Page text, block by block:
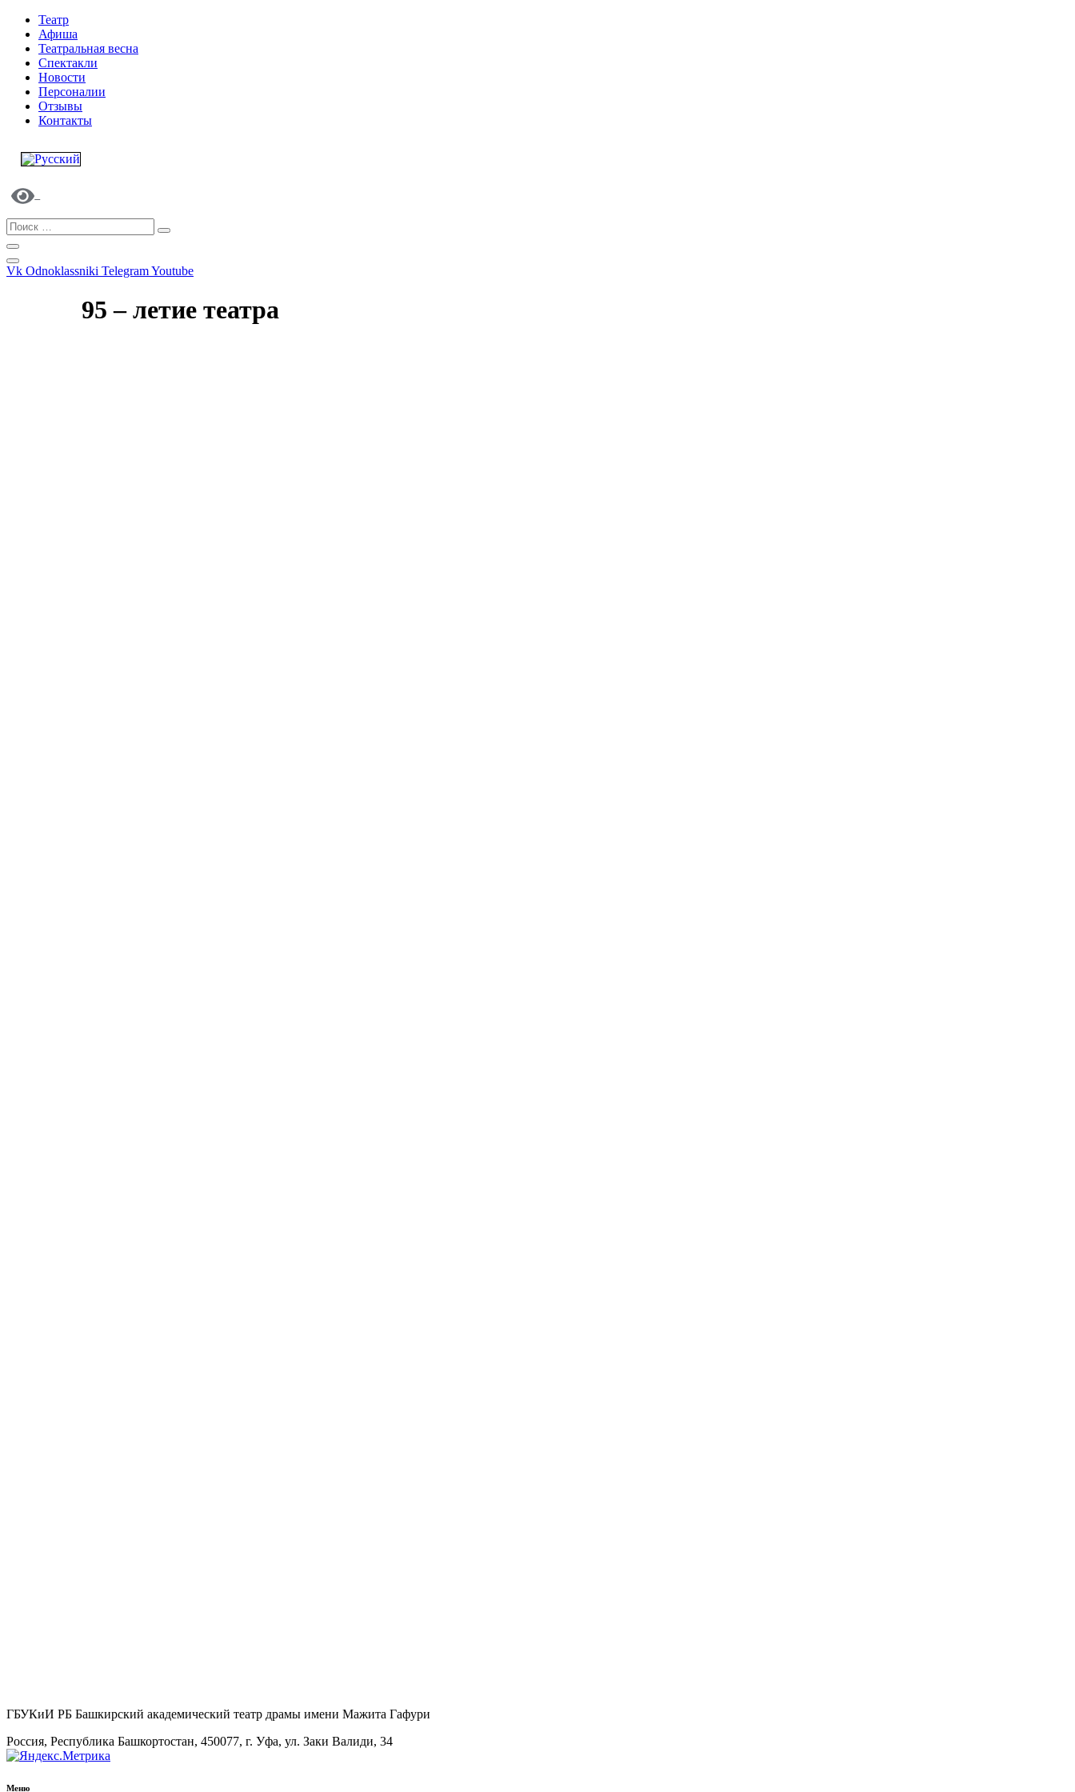
Театр
Афиша
Театральная весна
Спектакли
Новости
Персоналии
Отзывы
Контакты
Vk Odnoklassniki TelegramYoutube
95 – летие театра
ГБУКиИ РБ Башкирский академический театр драмы имени Мажита Гафури
Россия, Республика Башкортостан, 450077, г. Уфа, ул. Заки Валиди, 34
Меню